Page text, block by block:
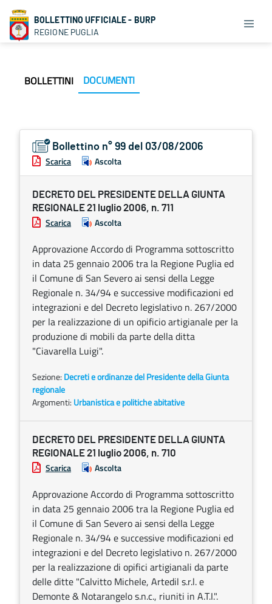
BOLLETTINO UFFICIALE - BURP
REGIONE PUGLIA
BOLLETTINI DOCUMENTI
Bollettino n° 99 del 03/08/2006
Scarica Ascolta
DECRETO DEL PRESIDENTE DELLA GIUNTA
REGIONALE 21 luglio 2006, n. 711
Scarica Ascolta
Approvazione Accordo di Programma sottoscritto
in data 25 gennaio 2006 tra la Regione Puglia ed
il Comune di San Severo ai sensi della Legge
Regionale n. 34/94 e successive modificazioni ed
integrazioni e del Decreto legislativo n. 267/2000
per la realizzazione di un opificio artigianale per la
produzione di mobili da parte della ditta
"Ciavarella Luigi".
Sezione: Decreti e ordinanze del Presidente della Giunta
regionale
Argomenti: Urbanistica e politiche abitative
DECRETO DEL PRESIDENTE DELLA GIUNTA
REGIONALE 21 luglio 2006, n. 710
Scarica Ascolta
Approvazione Accordo di Programma sottoscritto
in data 25 gennaio 2006 tra la Regione Puglia ed
il Comune di San Severo ai sensi della Legge
Regionale n. 34/94 e successive modificazioni ed
integrazioni e del Decreto legislativo n. 267/2000
per la realizzazione di opifici artigianali da parte
delle ditte "Calvitto Michele, Artedil s.r.l. e
Demonte & Notarangelo s.n.c., riuniti in A.T.I.".